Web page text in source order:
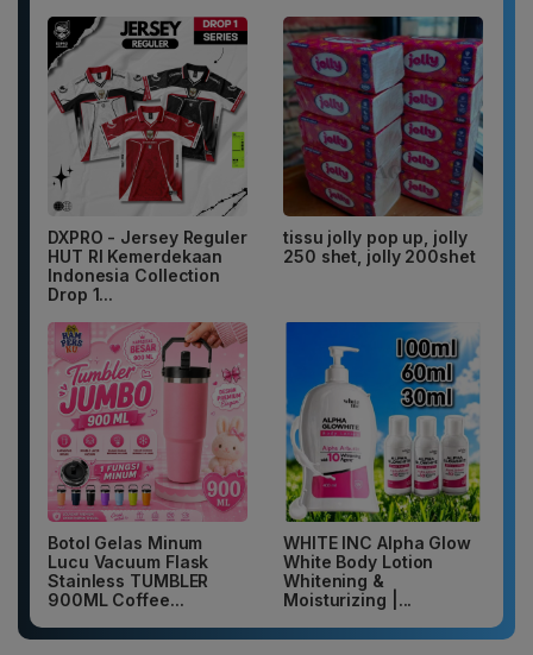
DXPRO - Jersey Reguler
HUT RI Kemerdekaan
Indonesia Collection
Drop 1...
tissu jolly pop up, jolly
250 shet, jolly 200shet
Botol Gelas Minum
Lucu Vacuum Flask
Stainless TUMBLER
900ML Coffee...
WHITE INC Alpha Glow
White Body Lotion
Whitening &
Moisturizing |...